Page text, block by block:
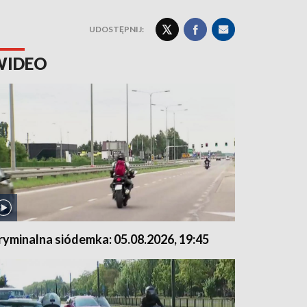
UDOSTĘPNIJ:
siódemka: 05.08.2026, 19:45